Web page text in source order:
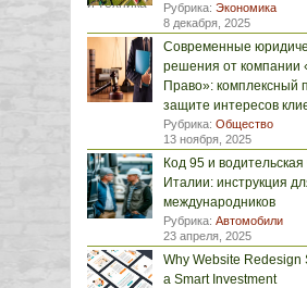
Рубрика: Экономика
8 декабря, 2025
Современные
решения от компании
Право»: комплексный
защите интересов
Рубрика: Общество
13 ноября, 2025
Код 95 и водительская
Италии: инструкция
международников
Рубрика: Автомобили
23 апреля, 2025
Why Website Redesign
a Smart Investment